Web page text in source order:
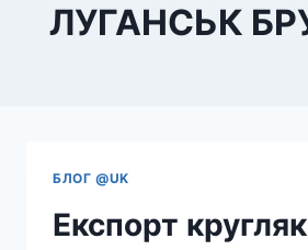
ЛУГАНСЬК
БЛОГ @UK
Експорт